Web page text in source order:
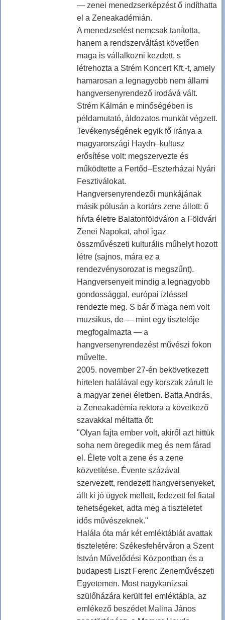
— zenei menedzserképzést ő indíthatta
el a Zeneakadémián.
A menedzselést nemcsak tanította,
hanem a rendszerváltást követően
maga is vállalkozni kezdett, s
létrehozta a Strém Koncert Kft.-t, amely
hamarosan a legnagyobb nem állami
hangversenyrendező irodává vált.
Strém Kálmán e minőségében is
példamutató, áldozatos munkát végzett.
Tevékenységének egyik fő iránya a
magyarországi Haydn–kultusz
erősítése volt: megszervezte és
működtette a Fertőd–Eszterházai Nyári
Fesztiválokat.
Hangversenyrendezői munkájának
másik pólusán a kortárs zene állott: ő
hívta életre Balatonföldváron a Földvári
Zenei Napokat, ahol igaz
összművészeti kulturális műhelyt hozott
létre (sajnos, mára ez a
rendezvénysorozat is megszűnt).
Hangversenyeit mindig a legnagyobb
gondossággal, európai ízléssel
rendezte meg. S bár ő maga nem volt
muzsikus, de — mint egy tisztelője
megfogalmazta — a
hangversenyrendezést művészi fokon
művelte.
2005. november 27-én bekövetkezett
hirtelen halálával egy korszak zárult le
a magyar zenei életben. Batta András,
a Zeneakadémia rektora a következő
szavakkal méltatta őt:
"Olyan fajta ember volt, akiről azt hittük
soha nem öregedik meg és nem fárad
el. Élete volt a zene és a zene
közvetítése. Évente százával
szervezett, rendezett hangversenyeket,
állt ki jó ügyek mellett, fedezett fel fiatal
tehetségeket, adta meg a tiszteletet
idős művészeknek."
Halála óta már két emléktáblát avattak
tiszteletére: Székesfehérváron a Szent
István Művelődési Központban és a
budapesti Liszt Ferenc Zeneművészeti
Egyetemen. Most nagykanizsai
szülőházára került fel emléktábla, az
emlékező beszédet Malina János